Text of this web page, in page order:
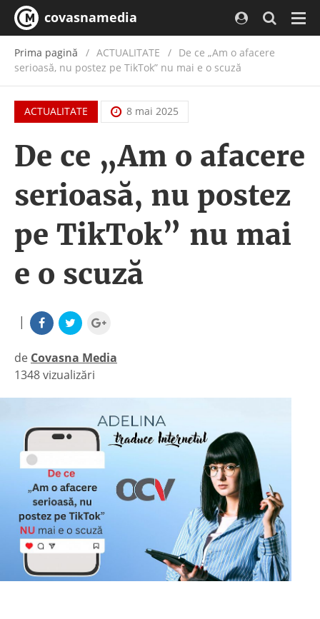
covasnamedia
Prima pagină ACTUALITATE / De ce „Am o afacere
serioasă, nu postez pe TikTok” nu mai e o scuză
ACTUALITATE 8 mai 2025
De ce „Am o afacere
serioasă, nu postez
pe TikTok” nu mai
e o scuză
|
de Covasna Media
|
1348 vizualizări